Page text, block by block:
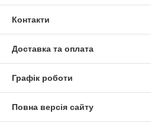
Контакти
Доставка та оплата
Графік роботи
Повна версія сайту